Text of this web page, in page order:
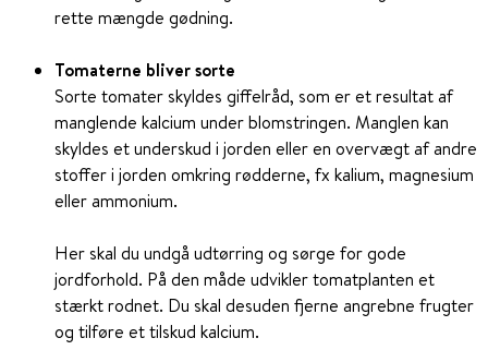
rette mængde gødning.
Tomaterne bliver sorte
Sorte tomater skyldes giffelråd, som er et resultat af
manglende kalcium under blomstringen. Manglen kan
skyldes et underskud i jorden eller en overvægt af andre
stoffer i jorden omkring rødderne, fx kalium, magnesium
eller ammonium.
Her skal du undgå udtørring og sørge for gode
jordforhold. På den måde udvikler tomatplanten et
stærkt rodnet. Du skal desuden fjerne angrebne frugter
og tilføre et tilskud kalcium.